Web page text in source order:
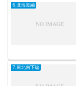
6.北海道編
7.東北南下編